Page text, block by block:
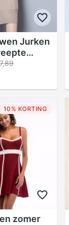
Jurken
Jurk
Slim
10% KORTING
zomer